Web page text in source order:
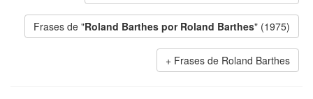
Frases de "Roland Barthes por Roland Barthes" (1975)
Frases de Roland Barthes